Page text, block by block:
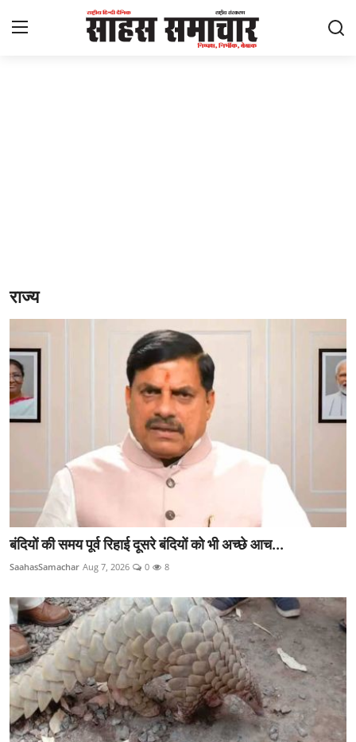
राज्य
राजनीति
खेल
लाइफस्टाइल
टेक
राज्य
बंदियों की समय पूर्व रिहाई दूसरे बंदियों को भी अच्छे आच...
SaahasSamachar Aug 7, 2026 0 8